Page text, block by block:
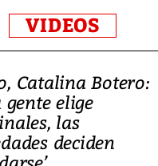
VIDEOS
Catalina Botero:
gente elige
las
deciden